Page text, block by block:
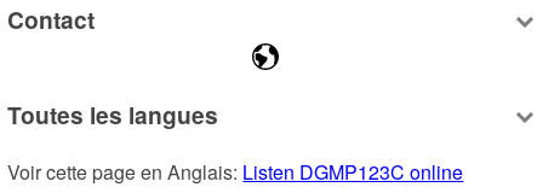
Contact
Toutes les langues
Voir cette page en Anglais: Listen DGMP123C online